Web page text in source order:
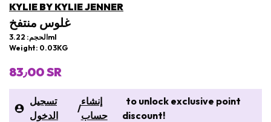
KYLIE BY KYLIE JENNER
غلوس منتفخ
الحجم: 3.22ml
Weight: 0.03KG
83٫00 SR
تسجيل
الدخول
/
إنشاء
حساب
to unlock exclusive point
discount!